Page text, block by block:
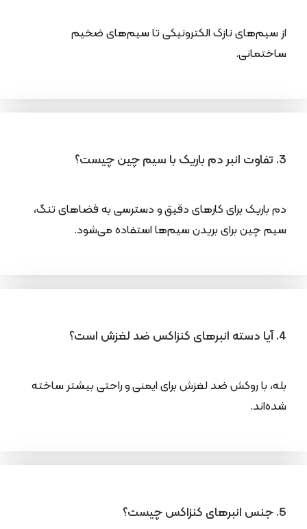
از سیم‌های نازک الکترونیکی تا سیم‌های ضخیم
ساختمانی.
3. تفاوت انبر دم باریک با سیم چین چیست؟
دم باریک برای کارهای دقیق و دسترسی به فضاهای تنگ،
سیم چین برای بریدن سیم‌ها استفاده می‌شود.
4. آیا دسته انبرهای کنزاکس ضد لغزش است؟
بله، با روکش ضد لغزش برای ایمنی و راحتی بیشتر ساخته
شده‌اند.
5. جنس انبرهای کنزاکس چیست؟